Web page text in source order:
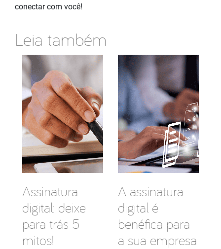
conectar com você!
Leia também
Assinatura
digital: deixe
para trás 5
mitos!
A assinatura
digital é
benéfica para
a sua empresa